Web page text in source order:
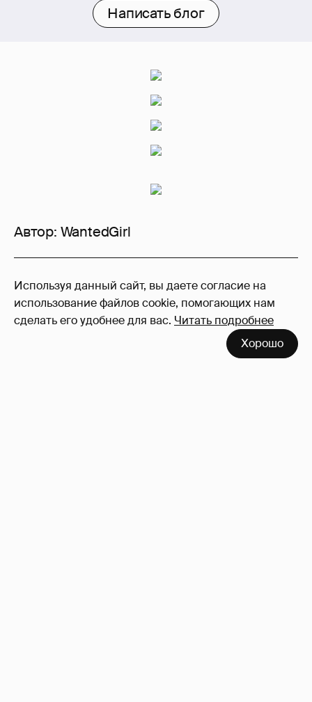
Используя данный сайт, вы даете согласие на
использование файлов cookie, помогающих нам
сделать его удобнее для вас. Читать подробнее
Хорошо
Написать блог
Автор: WantedGirl
22
Войдите в аккаунт, чтобы читать и
оставлять комментарии